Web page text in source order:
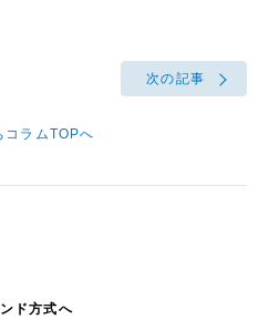
コラムTOPへ
次の記事
ド方式へ